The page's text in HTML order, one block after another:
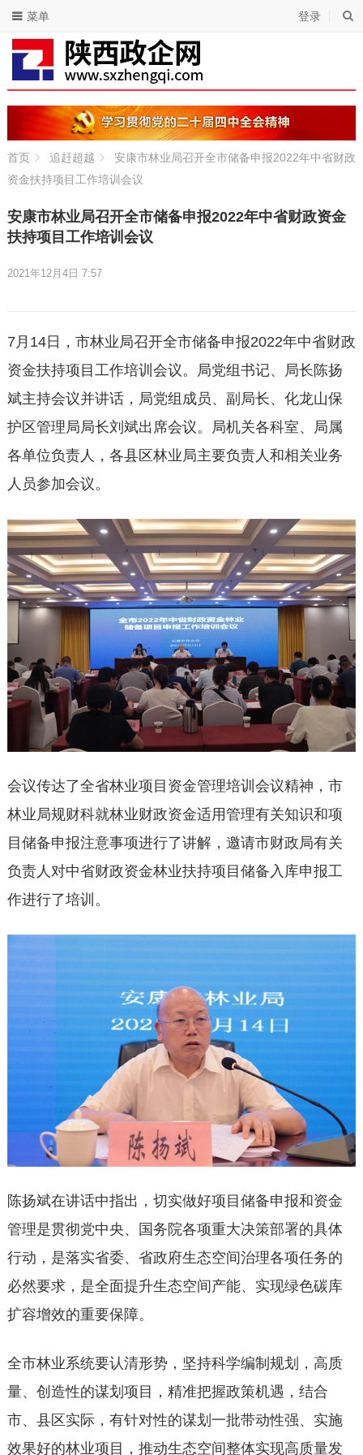
登录
菜单
首页 追赶超越
安康市林业局召开全市储备申报2022年中省财政
资金扶持项目工作培训会议
安康市林业局召开全市储备申报2022年中省财政资金
扶持项目工作培训会议
2021年12月4日 7:57
7月14日，市林业局召开全市储备申报2022年中省财政
资金扶持项目工作培训会议。局党组书记、局长陈扬
斌主持会议并讲话，局党组成员、副局长、化龙山保
护区管理局局长刘斌出席会议。局机关各科室、局属
各单位负责人，各县区林业局主要负责人和相关业务
人员参加会议。
会议传达了全省林业项目资金管理培训会议精神，市
林业局规财科就林业财政资金适用管理有关知识和项
目储备申报注意事项进行了讲解，邀请市财政局有关
负责人对中省财政资金林业扶持项目储备入库申报工
作进行了培训。
陈扬斌在讲话中指出，切实做好项目储备申报和资金
管理是贯彻党中央、国务院各项重大决策部署的具体
行动，是落实省委、省政府生态空间治理各项任务的
必然要求，是全面提升生态空间产能、实现绿色碳库
扩容增效的重要保障。
全市林业系统要认清形势，坚持科学编制规划，高质
量、创造性的谋划项目，精准把握政策机遇，结合
市、县区实际，有针对性的谋划一批带动性强、实施
效果好的林业项目，推动生态空间整体实现高质量发